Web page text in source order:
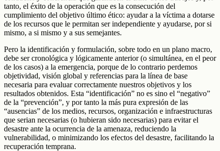
tanto, el éxito de la operación que es la consecución del
cumplimiento del objetivo último ético: ayudar a la víctima a dotarse
de los recursos que le permitan ser independiente y ayudarse, por si
mismo, a si mismo y a sus semejantes.
Pero la identificación y formulación, sobre todo en un plano macro,
debe ser cronológica y lógicamente anterior (o simultánea, en el peor
de los casos) a la emergencia, porque de lo contrario perdemos
objetividad, visión global y referencias para la línea de base
necesaria para evaluar correctamente nuestros objetivos y los
resultados obtenidos. Esta “identificación” no es sino el “negativo”
de la “prevención”, y por tanto la más pura expresión de las
“ausencias” de los medios, recursos, organización e infraestructuras
que serian necesarias (o hubieran sido necesarias) para evitar el
desastre ante la ocurrencia de la amenaza, reduciendo la
vulnerabilidad, o minimizando los efectos del desastre, facilitando la
recuperación temprana.